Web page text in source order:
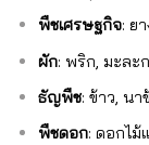
พืชเศรษฐกิจ: ย
ผัก: พริก, มะละ
ธัญพืช: ข้าว, นา
พืชดอก: ดอกไม้